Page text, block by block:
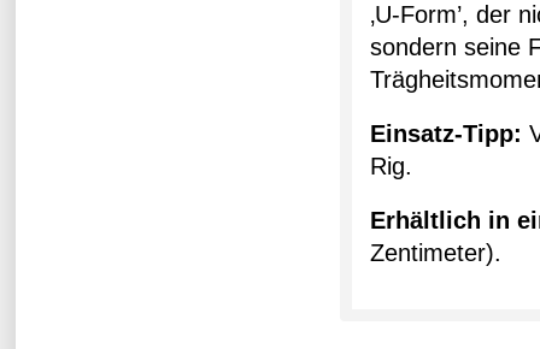
‚U-Form’, der
sondern seine
Einsatz-Tipp:
Rig.
Erhältlich in
Zentimeter).